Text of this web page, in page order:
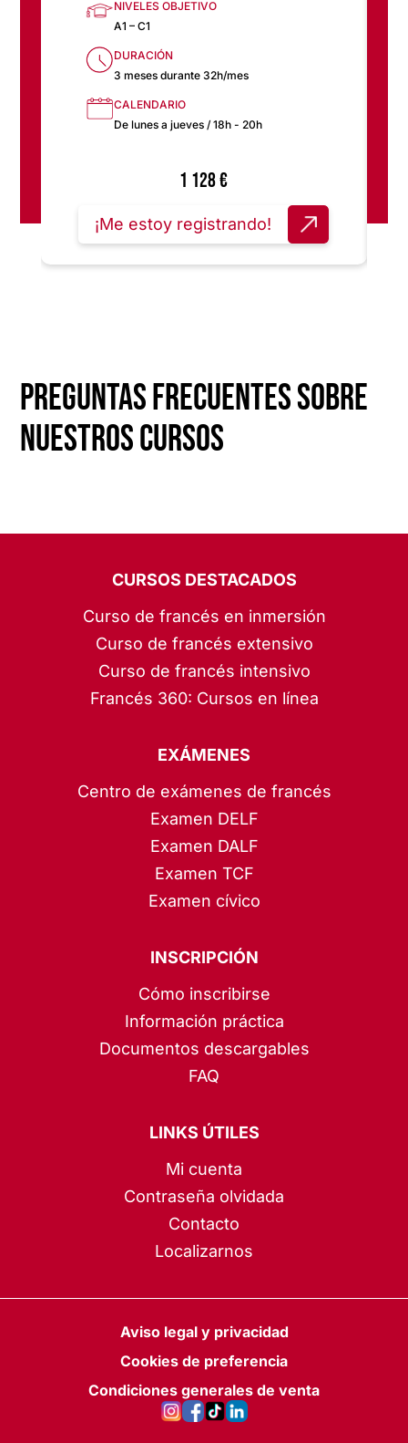
NIVELES OBJETIVO
A1 – C1
DURACIÓN
3 meses durante 32h/mes
CALENDARIO
De lunes a jueves / 18h - 20h
1 128€
¡Me estoy registrando!
Preguntas frecuentes sobre
nuestros cursos
CURSOS DESTACADOS
Curso de francés en inmersión
Curso de francés extensivo
Curso de francés intensivo
Francés 360: Cursos en línea
EXÁMENES
Centro de exámenes de francés
Examen DELF
Examen DALF
Examen TCF
Examen cívico
INSCRIPCIÓN
Cómo inscribirse
Información práctica
Documentos descargables
FAQ
LINKS ÚTILES
Mi cuenta
Contraseña olvidada
Contacto
Localizarnos
Aviso legal y privacidad
Cookies de preferencia
Condiciones generales de venta